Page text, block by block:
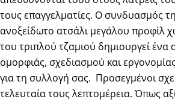
τους επαγγελματίες. Ο συνδυασμός
ανοξείδωτο ατσάλι μεγάλου προφίλ
του τριπλού τζαμιού δημιουργεί ένα
ομορφιάς, σχεδιασμού και
για τη συλλογή σας. Προσεγμένοι
τελευταία τους λεπτομέρεια. Όπως